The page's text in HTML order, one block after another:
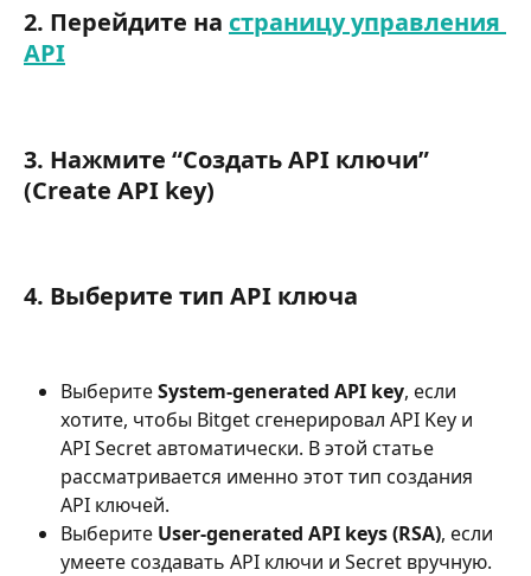
2. Перейдите на страницу управления
API
3. Нажмите “Создать API ключи”
(Create API key)
4. Выберите тип API ключа
Выберите System-generated API key, если
хотите, чтобы Bitget сгенерировал API Key и
API Secret автоматически. В этой статье
рассматривается именно этот тип создания
API ключей.
Выберите User-generated API keys (RSA), если
умеете создавать API ключи и Secret вручную.